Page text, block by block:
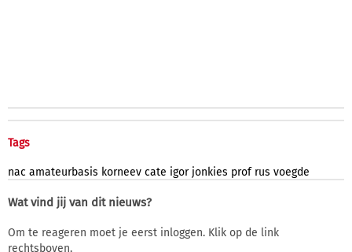
Tags
nac amateurbasis korneev cate igor jonkies prof rus voegde
Wat vind jij van dit nieuws?
Om te reageren moet je eerst inloggen. Klik op de link
rechtsboven.